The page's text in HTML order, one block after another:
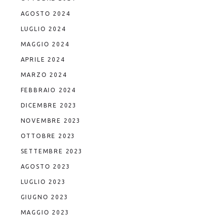
AGOSTO 2024
LUGLIO 2024
MAGGIO 2024
APRILE 2024
MARZO 2024
FEBBRAIO 2024
DICEMBRE 2023
NOVEMBRE 2023
OTTOBRE 2023
SETTEMBRE 2023
AGOSTO 2023
LUGLIO 2023
GIUGNO 2023
MAGGIO 2023